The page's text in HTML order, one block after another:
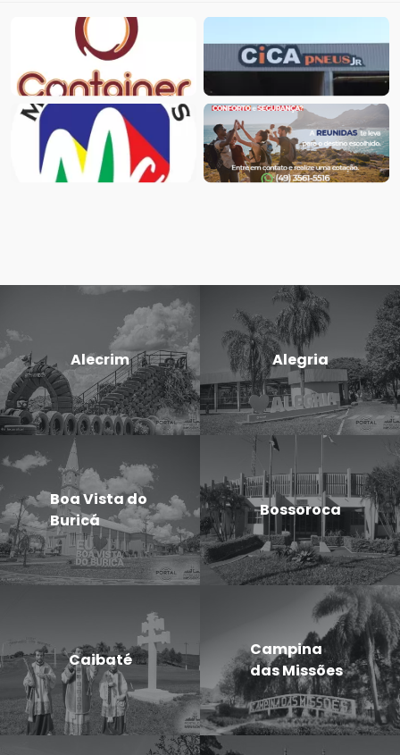
Alecrim Alegria
Boa Vista do
Buricá
Bossoroca
Caibaté
Campina
das Missões